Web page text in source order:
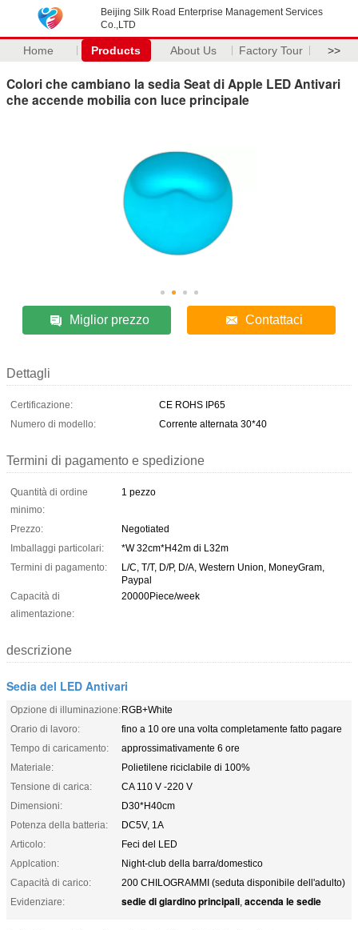
Beijing Silk Road Enterprise Management Services
Co.,LTD
Home Products About Us Factory Tour >>
Colori che cambiano la sedia Seat di Apple LED Antivari
che accende mobilia con luce principale
Miglior prezzo Contattaci
Dettagli
Certificazione:
CE ROHS IP65
Numero di modello:
Corrente alternata 30*40
Termini di pagamento e spedizione
Quantità di ordine
minimo:
1 pezzo
Prezzo:
Negotiated
Imballaggi particolari:
*W 32cm*H42m di L32m
Termini di pagamento:
L/C, T/T, D/P, D/A, Western Union, MoneyGram,
Paypal
Capacità di
alimentazione:
20000Piece/week
descrizione
Sedia del LED Antivari
Opzione di illuminazione:RGB+White
Orario di lavoro:
fino a 10 ore una volta completamente fatto pagare
Tempo di caricamento:
approssimativamente 6 ore
Materiale:
Polietilene riciclabile di 100%
Tensione di carica:
CA 110 V -220 V
Dimensioni:
D30*H40cm
Potenza della batteria:
DC5V, 1A
Articolo:
Feci del LED
Applcation:
Night-club della barra/domestico
Capacità di carico:
200 CHILOGRAMMI (seduta disponibile dell'adulto)
Evidenziare:
sedie di giardino principali, accenda le sedie